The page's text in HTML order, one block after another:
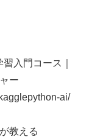
入門コース｜
ー
ai/
教える